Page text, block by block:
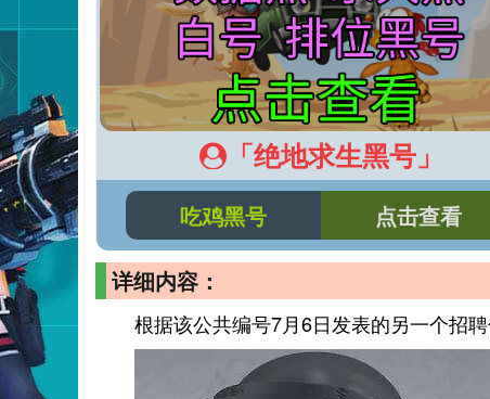
「绝地求生黑号」
吃鸡黑号 点击查看
详细内容：
根据该公共编号7月6日发表的另一个招